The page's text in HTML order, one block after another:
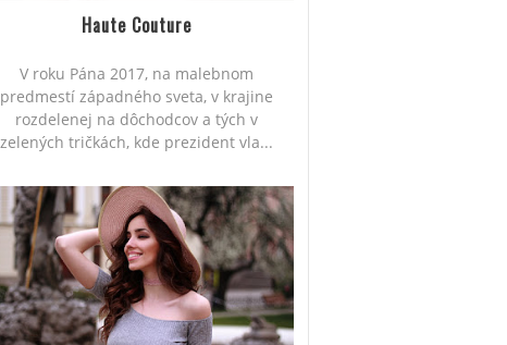
Haute Couture
V roku Pána 2017, na malebnom
predmestí západného sveta, v krajine
rozdelenej na dôchodcov a tých v
zelených tričkách, kde prezident vla...